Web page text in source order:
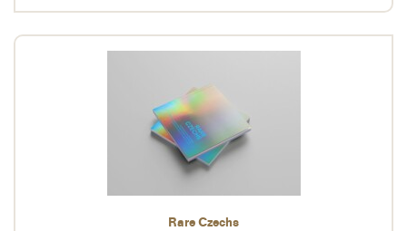
Rare Czechs